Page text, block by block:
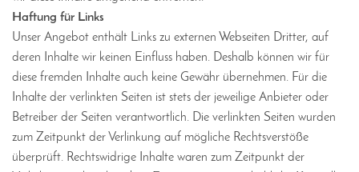
Haftung für Links
Unser Angebot enthält Links zu externen Webseiten Dritter, auf
deren Inhalte wir keinen Einfluss haben. Deshalb können wir für
diese fremden Inhalte auch keine Gewähr übernehmen. Für die
Inhalte der verlinkten Seiten ist stets der jeweilige Anbieter oder
Betreiber der Seiten verantwortlich. Die verlinkten Seiten wurden
zum Zeitpunkt der Verlinkung auf mögliche Rechtsverstöße
überprüft. Rechtswidrige Inhalte waren zum Zeitpunkt der